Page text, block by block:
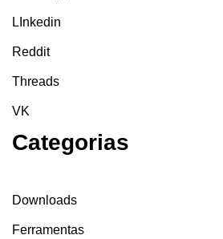
LInkedin
Reddit
Threads
VK
Categorias
Downloads
Ferramentas